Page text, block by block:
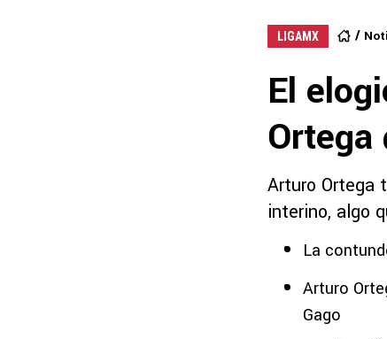
LIGAMX
El
Arturo Ortega
interino, algo
La
Arturo
Gago